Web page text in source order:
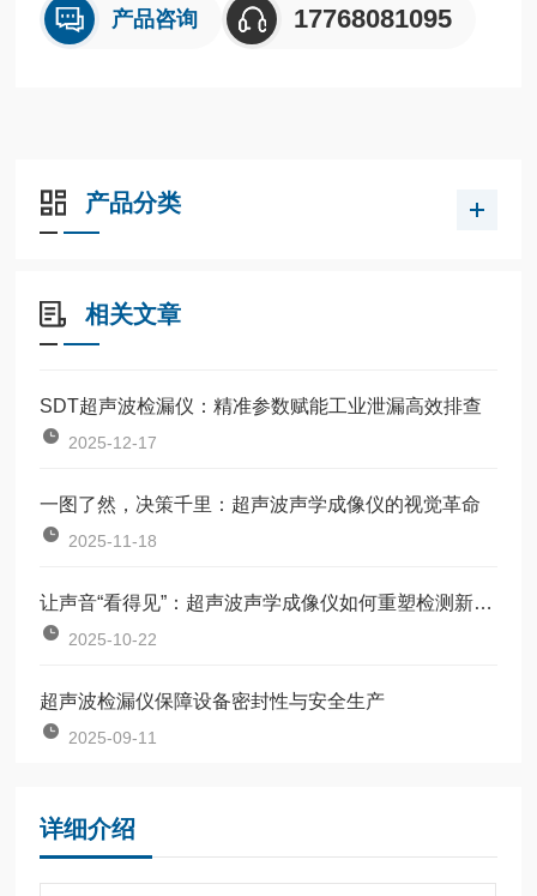
声学成像仪（Acousti
产品咨询 17768081095
产品分类
相关文章
SDT超声波检漏仪：精准参数赋能工业泄漏高效排查
2025-12-17
一图了然，决策千里：超声波声学成像仪的视觉革命
2025-11-18
让声音“看得见”：超声波声学成像仪如何重塑检测新逻辑？
2025-10-22
超声波检漏仪保障设备密封性与安全生产
2025-09-11
详细介绍